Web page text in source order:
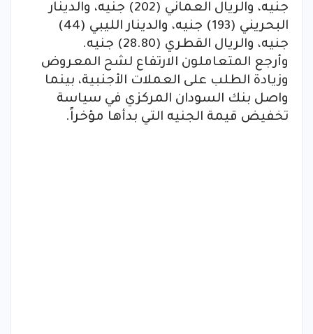
جنيه، والريال العماني (202) جنيه، والدينار
البحريني (193) جنيه، والدينار الليبي (44)
جنيه، والريال القطري (28.80) جنيه.
وأرجع المتعاملون الارتفاع لشح المعروض
وزيادة الطلب على العملات الأجنبية، بينما
واصل بنك السودان المركزي في سياسة
تخفيض قيمة الجنيه التي بدأها مؤخراً.